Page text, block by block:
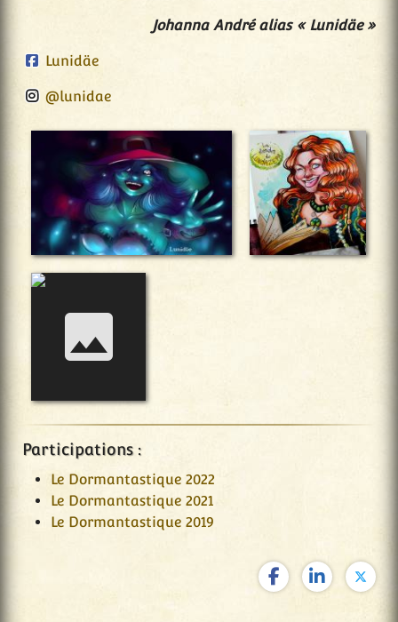
Johanna André alias « Lunidäe »
Lunidäe
@lunidae
Participations :
Le Dormantastique 2022
Le Dormantastique 2021
Le Dormantastique 2019